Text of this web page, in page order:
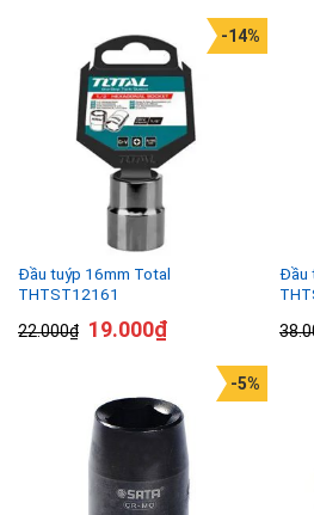
Đầu tuýp 16mm Total
THTST12161
22.000₫
-14%
19.000₫
Đầu
-5%